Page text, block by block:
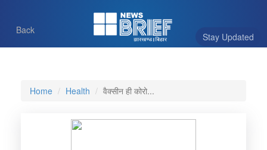
Stay Updated
Back
Home Health वैक्सीन ही कोरो...